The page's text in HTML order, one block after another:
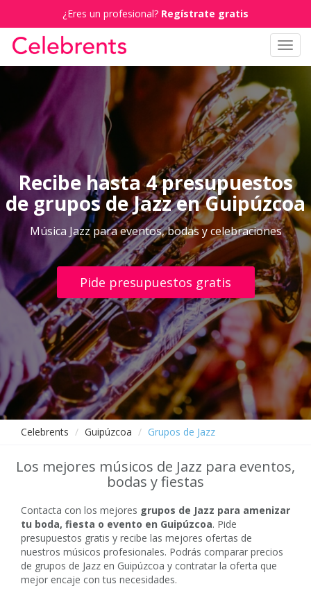
¿Eres un profesional? Regístrate gratis
Recibe hasta 4 presupuestos
de grupos de Jazz en Guipúzcoa
Música Jazz para eventos, bodas y celebraciones
Pide presupuestos gratis
Celebrents Guipúzcoa Grupos de Jazz
Los mejores músicos de Jazz para eventos,
bodas y fiestas
Contacta con los mejores grupos de Jazz para amenizar
tu boda, fiesta o evento en Guipúzcoa. Pide
presupuestos gratis y recibe las mejores ofertas de
nuestros músicos profesionales. Podrás comparar precios
de grupos de Jazz en Guipúzcoa y contratar la oferta que
mejor encaje con tus necesidades.